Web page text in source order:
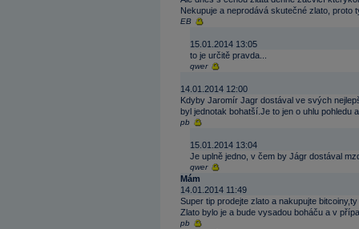
Nekupuje a neprodává skutečné zlato, proto
EB
15.01.2014 13:05
to je určitě pravda...
qwer
14.01.2014 12:00
Kdyby Jaromír Jagr dostával ve svých
byl jednotak bohatší.Je to jen o uhlu pohledu
pb
15.01.2014 13:04
Je uplně jedno, v čem by Jágr dostával
qwer
Mám
14.01.2014 11:49
Super tip prodejte zlato a nakupujte
Zlato bylo je a bude vysadou boháču a v
pb